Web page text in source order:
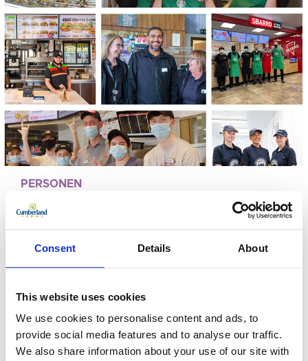
Consent Details About
This website uses cookies
We use cookies to personalise content and ads, to
provide social media features and to analyse our traffic.
We also share information about your use of our site with
PERSONEN
EG GROUP
KONDIGT
SALARISVERHOGIN
G AAN VOOR MEER
DAN 10.000
COLLEGA'S IN HET
VK
09-